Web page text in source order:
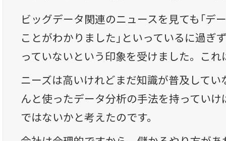
ビッグデータ関連のニュースを見ても「デ
ことがわかりました」といっているに過ぎ
っていないという印象を受けました。これ
ニーズは高いけれどまだ知識が普及して
んと使ったデータ分析の手法を持ってい
ではないかと考えたのです。